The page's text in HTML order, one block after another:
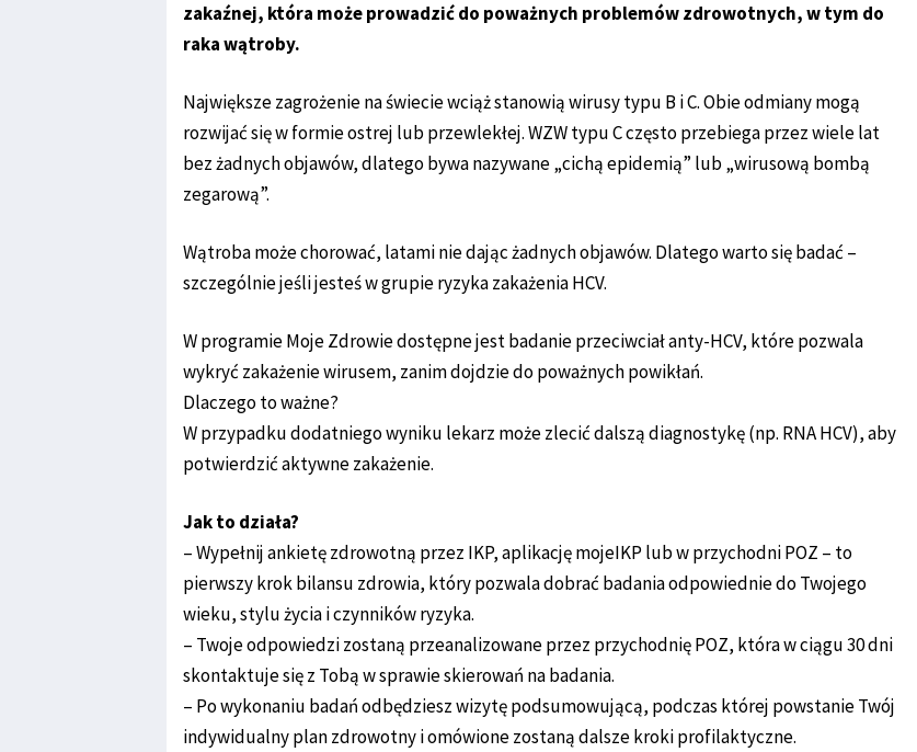
zakaźnej, która może prowadzić do poważnych problemów zdrowotnych, w tym do
raka wątroby.
Największe zagrożenie na świecie wciąż stanowią wirusy typu B i C. Obie odmiany mogą
rozwijać się w formie ostrej lub przewlekłej. WZW typu C często przebiega przez wiele lat
bez żadnych objawów, dlatego bywa nazywane „cichą epidemią” lub „wirusową bombą
zegarową”.
Wątroba może chorować, latami nie dając żadnych objawów. Dlatego warto się badać –
szczególnie jeśli jesteś w grupie ryzyka zakażenia HCV.
W programie Moje Zdrowie dostępne jest badanie przeciwciał anty-HCV, które pozwala
wykryć zakażenie wirusem, zanim dojdzie do poważnych powikłań.
Dlaczego to ważne?
W przypadku dodatniego wyniku lekarz może zlecić dalszą diagnostykę (np. RNA HCV), aby
potwierdzić aktywne zakażenie.
Jak to działa?
– Wypełnij ankietę zdrowotną przez IKP, aplikację mojeIKP lub w przychodni POZ – to
pierwszy krok bilansu zdrowia, który pozwala dobrać badania odpowiednie do Twojego
wieku, stylu życia i czynników ryzyka.
– Twoje odpowiedzi zostaną przeanalizowane przez przychodnię POZ, która w ciągu 30 dni
skontaktuje się z Tobą w sprawie skierowań na badania.
– Po wykonaniu badań odbędziesz wizytę podsumowującą, podczas której powstanie Twój
indywidualny plan zdrowotny i omówione zostaną dalsze kroki profilaktyczne.